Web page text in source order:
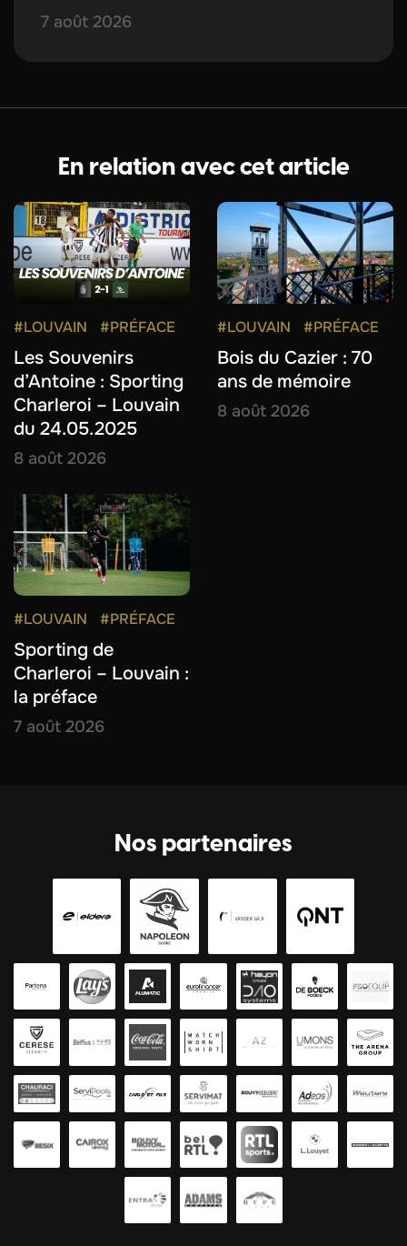
7 août 2026
En relation avec cet article
#LOUVAIN #PRÉFACE
Les Souvenirs
d’Antoine : Sporting
Charleroi – Louvain
du 24.05.2025
8 août 2026
#LOUVAIN #PRÉFACE
Bois du Cazier : 70
ans de mémoire
8 août 2026
#LOUVAIN #PRÉFACE
Sporting de
Charleroi – Louvain :
la préface
7 août 2026
Nos partenaires